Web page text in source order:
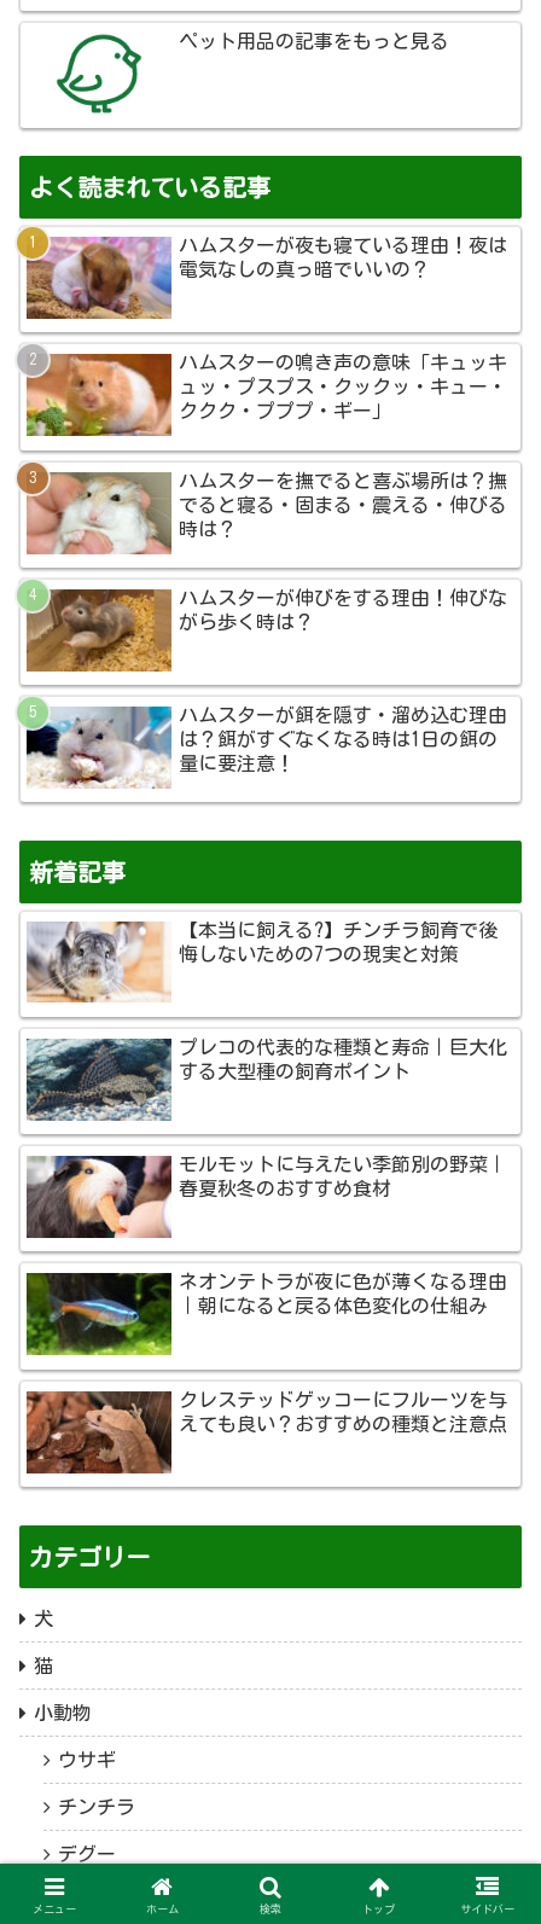
ペット用品の記事をもっと見る
よく読まれている記事
ハムスターが夜も寝ている理由！夜は
電気なしの真っ暗でいいの？
ハムスターの鳴き声の意味「キュッキ
ュッ・プスプス・クックッ・キュー・
ククク・プププ・ギー」
ハムスターを撫でると喜ぶ場所は？撫
でると寝る・固まる・震える・伸びる
時は？
ハムスターが伸びをする理由！伸びな
がら歩く時は？
ハムスターが餌を隠す・溜め込む理由
は？餌がすぐなくなる時は1日の餌の
量に要注意！
新着記事
【本当に飼える?】チンチラ飼育で後
悔しないための7つの現実と対策
プレコの代表的な種類と寿命｜巨大化
する大型種の飼育ポイント
モルモットに与えたい季節別の野菜｜
春夏秋冬のおすすめ食材
ネオンテトラが夜に色が薄くなる理由
｜朝になると戻る体色変化の仕組み
クレステッドゲッコーにフルーツを与
えても良い？おすすめの種類と注意点
カテゴリー
犬
猫
小動物
ウサギ
チンチラ
デグー
ハムスター
メニュー ホーム 検索 トップ サイドバー